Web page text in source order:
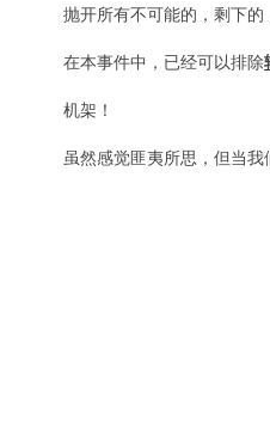
抛开所有不可能的，剩下的
在本事件中，已经可以排除
机架！
虽然感觉匪夷所思，但当